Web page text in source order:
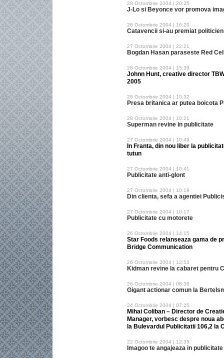
28 Octombrie 2004 | 20:35
J-Lo si Beyonce vor promova
28 Octombrie 2004 | 16:20
Catavencii si-au premiat
27 Octombrie 2004 | 22:21
Bogdan Hasan paraseste Red
28 Octombrie 2004 | 15:39
Johnn Hunt, creative director
2005
28 Octombrie 2004 | 10:32
Presa britanica ar putea boicota
28 Octombrie 2004 | 10:21
Superman revine in publicitate
27 Octombrie 2004 | 10:49
In Franta, din nou liber la
tutun
27 Octombrie 2004 | 10:41
Publicitate anti-glont
27 Octombrie 2004 | 10:19
Din clienta, sefa a agentiei
27 Octombrie 2004 | 10:17
Publicitate cu motorete
26 Octombrie 2004 | 14:15
Star Foods relanseaza gama de
Bridge Communication
26 Octombrie 2004 | 12:53
Kidman revine la cabaret pentru
26 Octombrie 2004 | 08:38
Gigant actionar comun la
24 Octombrie 2004 | 07:25
Mihai Coliban – Director de
Manager, vorbesc despre noua
la Bulevardul Publicitatii 106,2 la
22 Octombrie 2004 | 12:35
Imagoo te angajeaza in publicitate